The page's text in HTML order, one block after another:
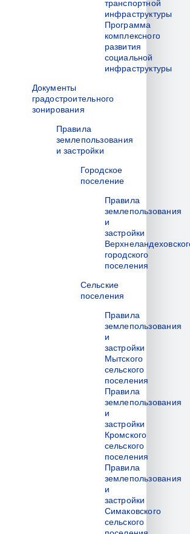
транспортной
инфраструктуры
Программа
комплексного
развития
социальной
инфраструктуры
Документы
градостроительного
зонирования
Правила
землепользования
и застройки
Городское
поселение
Правила
землепользования
и
застройки
городского
поселения
Сельские
поселения
Правила
землепользования
и
застройки
Мытского
сельского
поселения
Правила
землепользования
и
застройки
Кромского
сельского
поселения
Правила
землепользования
и
застройки
Симаковского
сельского